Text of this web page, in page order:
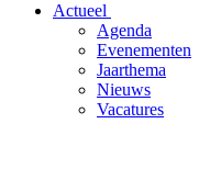
Actueel
Agenda
Evenementen
Jaarthema
Nieuws
Vacatures